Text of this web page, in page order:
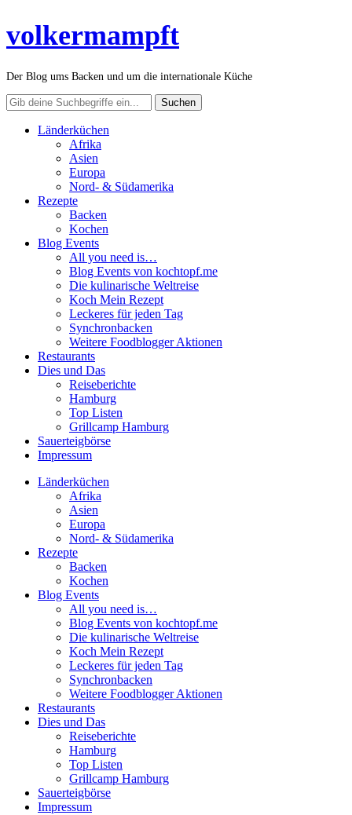
volkermampft
Der Blog ums Backen und um die internationale Küche
Länderküchen
Afrika
Asien
Europa
Nord- & Südamerika
Rezepte
Backen
Kochen
Blog Events
All you need is…
Blog Events von kochtopf.me
Die kulinarische Weltreise
Koch Mein Rezept
Leckeres für jeden Tag
Synchronbacken
Weitere Foodblogger Aktionen
Restaurants
Dies und Das
Reiseberichte
Hamburg
Top Listen
Grillcamp Hamburg
Sauerteigbörse
Impressum
Länderküchen
Afrika
Asien
Europa
Nord- & Südamerika
Rezepte
Backen
Kochen
Blog Events
All you need is…
Blog Events von kochtopf.me
Die kulinarische Weltreise
Koch Mein Rezept
Leckeres für jeden Tag
Synchronbacken
Weitere Foodblogger Aktionen
Restaurants
Dies und Das
Reiseberichte
Hamburg
Top Listen
Grillcamp Hamburg
Sauerteigbörse
Impressum